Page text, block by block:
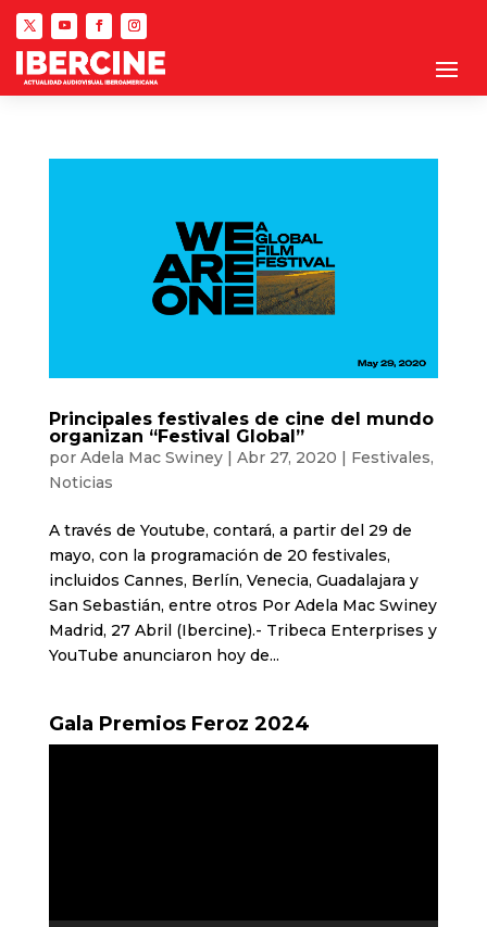
Principales festivales de cine del mundo
organizan “Festival Global”
por Adela Mac Swiney| Abr 27, 2020 | Festivales,
Noticias
A través de Youtube, contará, a partir del 29 de
mayo, con la programación de 20 festivales,
incluidos Cannes, Berlín, Venecia, Guadalajara y
San Sebastián, entre otros Por Adela Mac Swiney
Madrid, 27 Abril (Ibercine).- Tribeca Enterprises y
YouTube anunciaron hoy de...
Gala Premios Feroz 2024